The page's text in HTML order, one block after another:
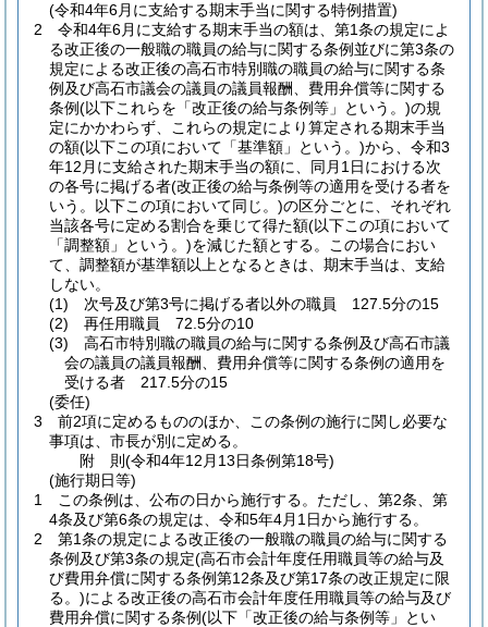
(令和4年6月に支給する期末手当に関する特例措置)
2
令和4年6月に支給する期末手当の額は、第1条の規定によ
る改正後の一般職の職員の給与に関する条例並びに第3条の
規定による改正後の高石市特別職の職員の給与に関する条
例及び高石市議会の議員の議員報酬、費用弁償等に関する
条例(以下これらを「改正後の給与条例等」という。)の規
定にかかわらず、これらの規定により算定される期末手当
の額(以下この項において「基準額」という。)から、令和3
年12月に支給された期末手当の額に、同月1日における次
の各号に掲げる者(改正後の給与条例等の適用を受ける者を
いう。以下この項において同じ。)の区分ごとに、それぞれ
当該各号に定める割合を乗じて得た額(以下この項において
「調整額」という。)を減じた額とする。
この場合におい
て、調整額が基準額以上となるときは、期末手当は、支給
しない。
(1)
次号及び第3号に掲げる者以外の職員 127.5分の15
(2)
再任用職員 72.5分の10
(3)
高石市特別職の職員の給与に関する条例及び高石市議
会の議員の議員報酬、費用弁償等に関する条例の適用を
受ける者 217.5分の15
(委任)
3
前2項に定めるもののほか、この条例の施行に関し必要な
事項は、市長が別に定める。
附 則(令和4年12月13日条例第18号)
(施行期日等)
1
この条例は、公布の日から施行する。 ただし、第2条、第
4条及び第6条の規定は、令和5年4月1日から施行する。
2
第1条の規定による改正後の一般職の職員の給与に関する
条例及び第3条の規定(高石市会計年度任用職員等の給与及
び費用弁償に関する条例第12条及び第17条の改正規定に限
る。)による改正後の高石市会計年度任用職員等の給与及び
費用弁償に関する条例(以下「改正後の給与条例等」とい